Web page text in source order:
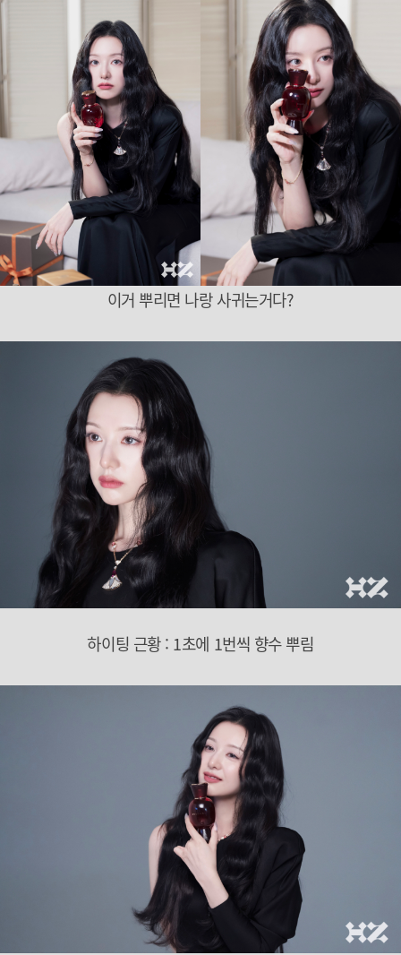
이거 뿌리면 나랑 사귀는거다?
하이팅 근황 : 1초에 1번씩 향수 뿌림